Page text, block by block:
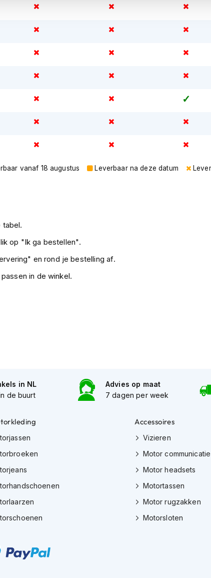
vanaf 18 augustus Leverbaar na deze datum
tabel.
op "Ik ga bestellen".
en rond je bestelling af.
in de winkel.
in NL
de buurt
Advies op maat
7 dagen per week
Accessoires
Vizieren
Motor communicatie
Motor headsets
Motortassen
Motor rugzakken
Motorsloten